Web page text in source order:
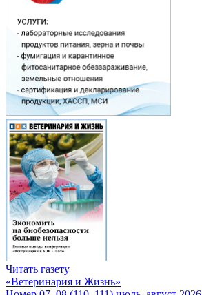
Читать газету
«Ветеринария и Жизнь»